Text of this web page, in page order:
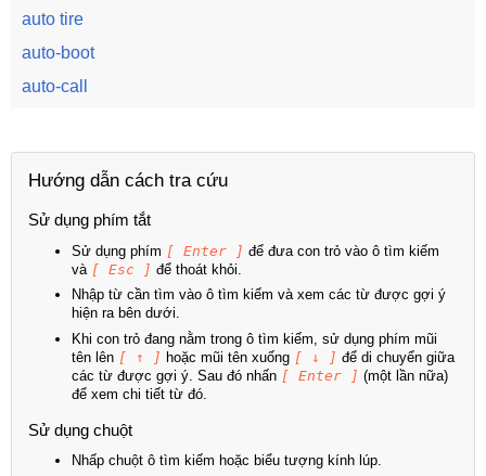
auto tire
auto-boot
auto-call
Hướng dẫn cách tra cứu
Sử dụng phím tắt
Sử dụng phím [ Enter ] để đưa con trỏ vào ô tìm kiếm
và [ Esc ] để thoát khỏi.
Nhập từ cần tìm vào ô tìm kiếm và xem các từ được gợi ý
hiện ra bên dưới.
Khi con trỏ đang nằm trong ô tìm kiếm, sử dụng phím mũi
tên lên [ ↑ ] hoặc mũi tên xuống [ ↓ ] để di chuyển giữa
các từ được gợi ý. Sau đó nhấn [ Enter ] (một lần nữa)
để xem chi tiết từ đó.
Sử dụng chuột
Nhấp chuột ô tìm kiếm hoặc biểu tượng kính lúp.